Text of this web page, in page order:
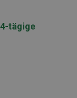
tägige